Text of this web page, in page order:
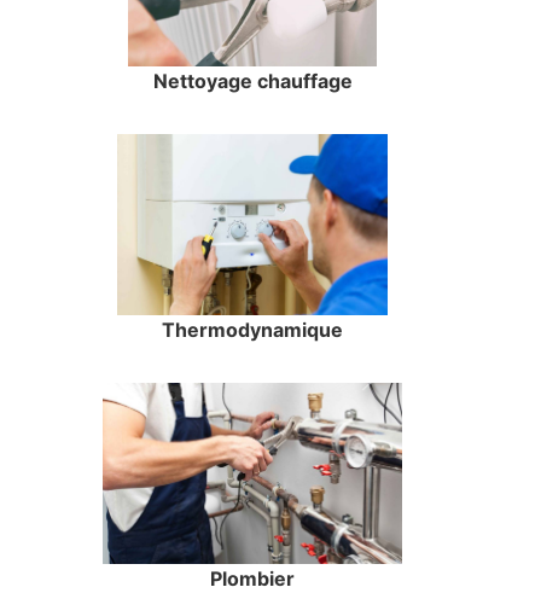
Nettoyage chauffage
Thermodynamique
Plombier